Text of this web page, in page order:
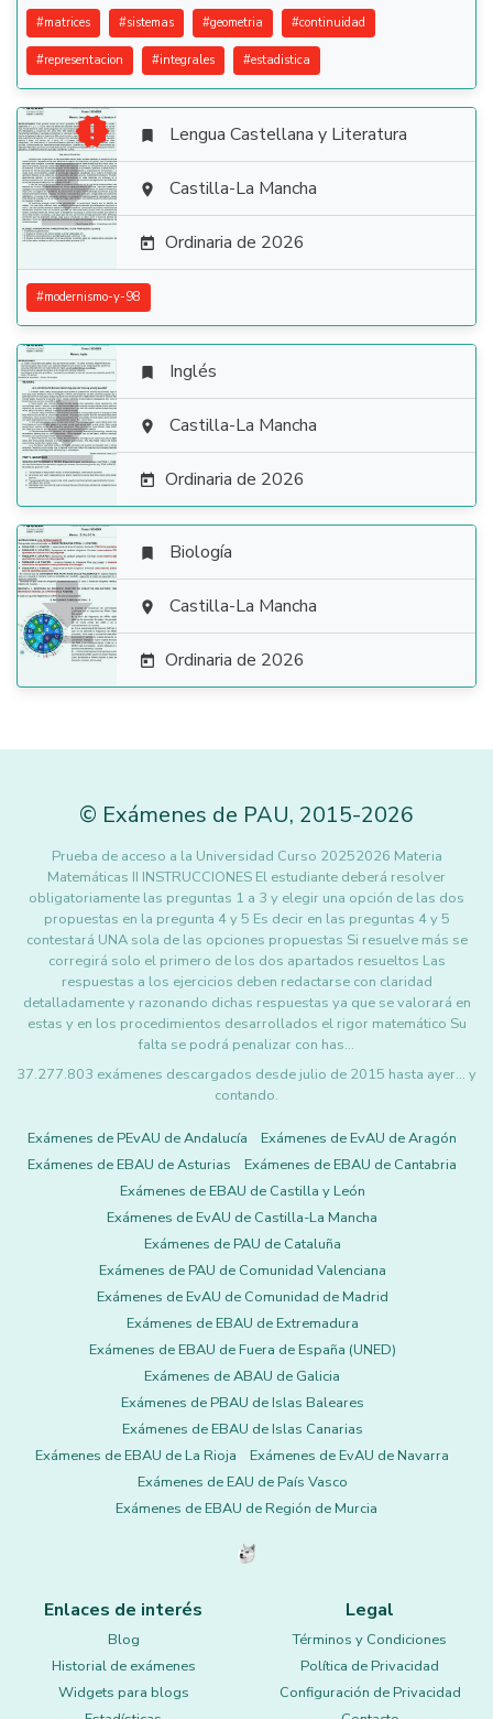
#matrices #sistemas #geometria #continuidad
#representacion #integrales #estadistica

  Lengua Castellana y Literatura
 Castilla-La Mancha
 Ordinaria de 2026
#modernismo-y-98

 Inglés
 Castilla-La Mancha
 Ordinaria de 2026

 Biología
 Castilla-La Mancha
 Ordinaria de 2026
© Exámenes de PAU, 2015-2026
Prueba de acceso a la Universidad Curso 20252026 Materia
Matemáticas II INSTRUCCIONES El estudiante deberá resolver
obligatoriamente las preguntas 1 a 3 y elegir una opción de las dos
propuestas en la pregunta 4 y 5 Es decir en las preguntas 4 y 5
contestará UNA sola de las opciones propuestas Si resuelve más se
corregirá solo el primero de los dos apartados resueltos Las
respuestas a los ejercicios deben redactarse con claridad
detalladamente y razonando dichas respuestas ya que se valorará en
estas y en los procedimientos desarrollados el rigor matemático Su
falta se podrá penalizar con has…
37.277.803 exámenes descargados desde julio de 2015 hasta ayer... y
contando.
Exámenes de PEvAU de Andalucía
Exámenes de EvAU de Aragón
Exámenes de EBAU de Asturias
Exámenes de EBAU de Cantabria
Exámenes de EBAU de Castilla y León
Exámenes de EvAU de Castilla-La Mancha
Exámenes de PAU de Cataluña
Exámenes de PAU de Comunidad Valenciana
Exámenes de EvAU de Comunidad de Madrid
Exámenes de EBAU de Extremadura
Exámenes de EBAU de Fuera de España (UNED)
Exámenes de ABAU de Galicia
Exámenes de PBAU de Islas Baleares
Exámenes de EBAU de Islas Canarias
Exámenes de EBAU de La Rioja
Exámenes de EvAU de Navarra
Exámenes de EAU de País Vasco
Exámenes de EBAU de Región de Murcia
Enlaces de interés
Blog
Historial de exámenes
Widgets para blogs
Legal
Términos y Condiciones
Política de Privacidad
Configuración de Privacidad